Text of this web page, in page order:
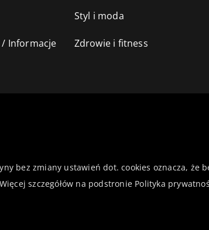
Styl i moda
Informacje Zdrowie i fitness
bez zmiany ustawień dot. cookies oznacza, że
szczegółów na podstronie Polityka